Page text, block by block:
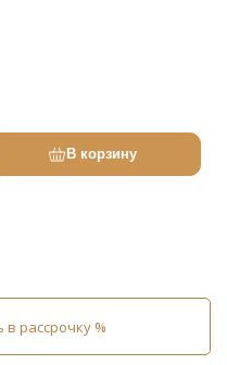
В корзину
рассрочку %